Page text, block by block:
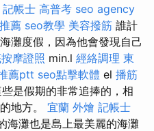
記帳士 高普考 seo agency
薦 seo教學 美容撥筋 誰計
灘度假，因為他會發現自己
摩證照 min.l 經絡調理 東
薦ptt seo點擊軟體 el 播筋
是假期的非常追捧的，相
地方。 宜蘭 外燴 記帳士
海灘也是島上最美麗的海灘